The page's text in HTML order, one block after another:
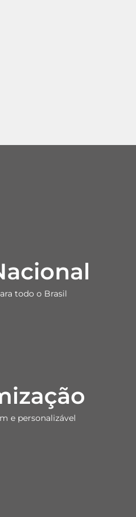
todo o Brasil
e personalizável